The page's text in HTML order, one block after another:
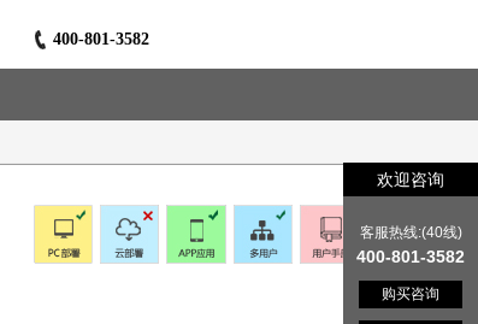
400-801-3582
欢迎咨询
客服热线:(40线)
400-801-3582
购买咨询